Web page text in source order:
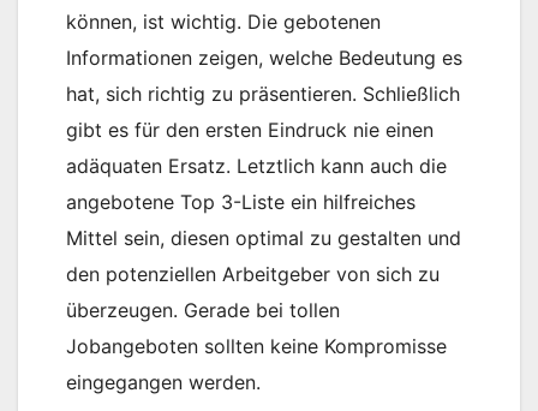
können, ist wichtig. Die gebotenen
Informationen zeigen, welche Bedeutung es
hat, sich richtig zu präsentieren. Schließlich
gibt es für den ersten Eindruck nie einen
adäquaten Ersatz. Letztlich kann auch die
angebotene Top 3-Liste ein hilfreiches
Mittel sein, diesen optimal zu gestalten und
den potenziellen Arbeitgeber von sich zu
überzeugen. Gerade bei tollen
Jobangeboten sollten keine Kompromisse
eingegangen werden.